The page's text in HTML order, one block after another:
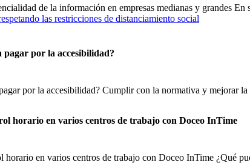
de la información en empresas medianas y grandes
pagar por la accesibilidad?
por la accesibilidad? Cumplir con la normativa y mejorar
horario en varios centros de trabajo con Doceo InTime
en varios centros de trabajo con Doceo InTime ¿Qué